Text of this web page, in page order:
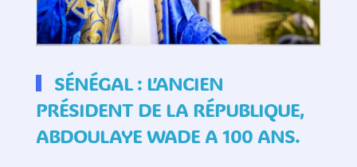
SÉNÉGAL : L’ANCIEN
PRÉSIDENT DE LA RÉPUBLIQUE,
ABDOULAYE WADE A 100 ANS.